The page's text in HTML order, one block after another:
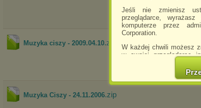
Jeśli nie zmienisz
przeglądarce,
komputerze przez
Corporation.
W każdej chwili możesz
w swojej przeglądarce
Jednocześnie
spowodować
W przypadku braku
Muzyka ciszy - 2009.04.10.zip
Muzyka Ciszy - 24.11.2006.zip